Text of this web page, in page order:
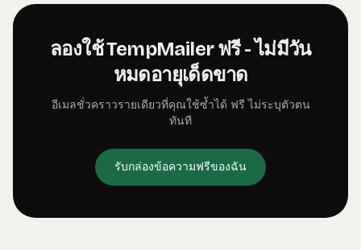
ลองใช้ TempMailer ฟรี - ไม่มีวัน
หมดอายุเด็ดขาด
อีเมลชั่วคราวรายเดียวที่คุณใช้ซ้ำได้ ฟรี ไม่ระบุตัวตน
ทันที
รับกล่องข้อความฟรีของฉัน